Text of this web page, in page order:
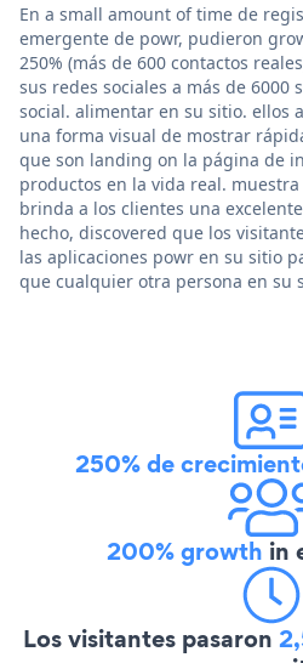
En a small amount of time de
emergente de powr, pudieron
250% (más de 600 contactos
sus redes sociales a más de
social. alimentar en su sitio. ellos
una forma visual de mostrar
que son landing on la página de
productos en la vida real.
brinda a los clientes una
hecho, discovered que los
las aplicaciones powr en su sitio
que cualquier otra persona en su
250% de
200% growth in
Los visitantes pasaron